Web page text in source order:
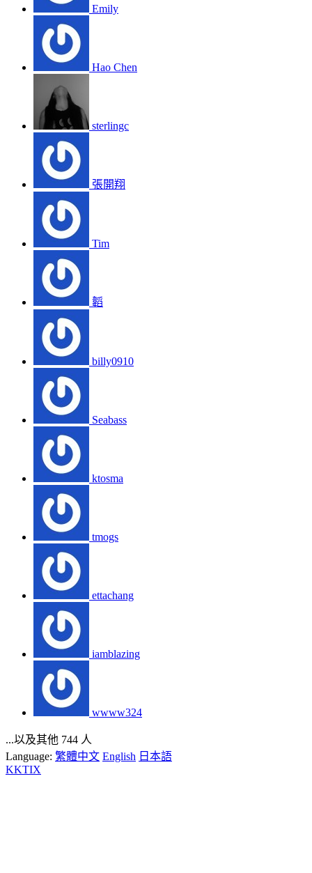
Emily
Hao Chen
sterlingc
張開翔
Tim
韜
billy0910
Seabass
ktosma
tmogs
ettachang
iamblazing
wwww324
...以及其他 744 人
Language: 繁體中文 English 日本語
KKTIX